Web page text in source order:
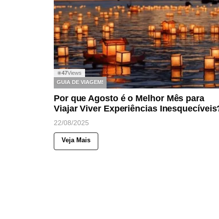
◉47Views
GUIA DE VIAGEM!
Por que Agosto é o Melhor Mês para
Viajar Viver Experiências
22/08/2025
Veja Mais